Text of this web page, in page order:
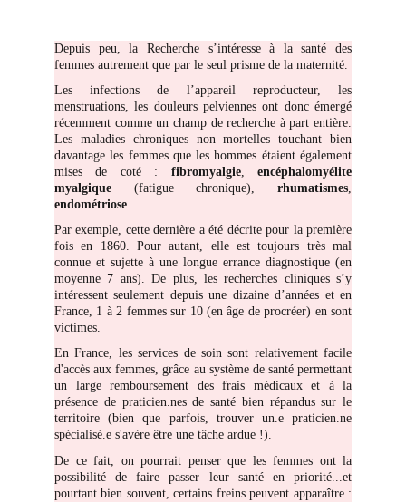
Depuis peu, la Recherche s’intéresse à la santé des
femmes autrement que par le seul prisme de la maternité.
Les infections de l’appareil reproducteur, les
menstruations, les douleurs pelviennes ont donc émergé
récemment comme un champ de recherche à part entière.
Les maladies chroniques non mortelles touchant bien
davantage les femmes que les hommes étaient également
mises de coté : fibromyalgie,encéphalomyélite
myalgique (fatigue chronique), rhumatismes,
endométriose...
Par exemple, cette dernière a été décrite pour la première
fois en 1860. Pour autant, elle est toujours très mal
connue et sujette à une longue errance diagnostique (en
moyenne 7 ans). De plus, les recherches cliniques s’y
intéressent seulement depuis une dizaine d’années et en
France, 1 à 2 femmes sur 10 (en âge de procréer) en sont
victimes.
En France, les services de soin sont relativement facile
d'accès aux femmes, grâce au système de santé permettant
un large remboursement des frais médicaux et à la
présence de praticien.nes de santé bien répandus sur le
territoire (bien que parfois, trouver un.e praticien.ne
spécialisé.e s'avère être une tâche ardue !).
De ce fait, on pourrait penser que les femmes ont la
possibilité de faire passer leur santé en priorité...et
pourtant bien souvent, certains freins peuvent apparaître :